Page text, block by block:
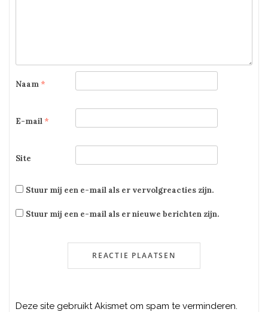
Naam *
E-mail *
Site
Stuur mij een e-mail als er vervolgreacties zijn.
Stuur mij een e-mail als er nieuwe berichten zijn.
Deze site gebruikt Akismet om spam te verminderen.